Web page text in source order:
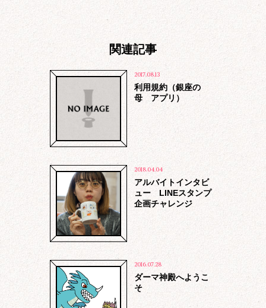
的・利用範囲を明らかにし、目的の範囲
内で安全かつ適切に取扱います。
原則、お客様の個人情報をお客様の同意
なく外部提供することはありません。た
だし、公的な機関からの要請に対しては
提供することがあります。
外部委託先へ業務を委託する場合、秘密
を担保します。
当社は個人情報に関する個人の権利を尊
重します。個人情報に関する苦情、相
談、開示、訂正、削除、更新その他のお
問い合わせに対して、合理的期間、妥当
関連記事
利用規約（銀座の
母 アプリ）
2017.08.13
アルバイトインタビ
ュー LINEスタンプ
企画チャレンジ
2018.04.04
ダーマ神殿へようこ
そ
2016.07.28